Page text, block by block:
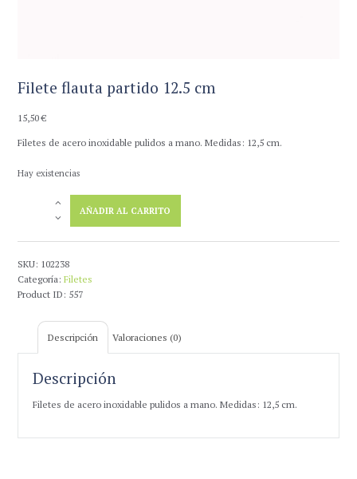
Filete flauta partido 12.5 cm
15,50€
Filetes de acero inoxidable pulidos a mano. Medidas: 12,5 cm.
Hay existencias
cm
cantidad
AÑADIR AL CARRITO
SKU: 102238
Categoría:Filetes
Product ID: 557
Descripción Valoraciones (0)
Descripción
Filetes de acero inoxidable pulidos a mano. Medidas: 12,5 cm.